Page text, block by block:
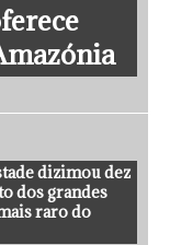
dizimou dez
dos grandes
raro do